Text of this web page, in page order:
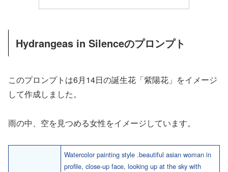
Hydrangeas in Silenceのプロンプト
このプロンプトは6月14日の誕生花「紫陽花」をイメージ
して作成しました。
雨の中、空を見つめる女性をイメージしています。
Watercolor painting style .beautiful asian woman in
profile, close-up face, looking up at the sky with